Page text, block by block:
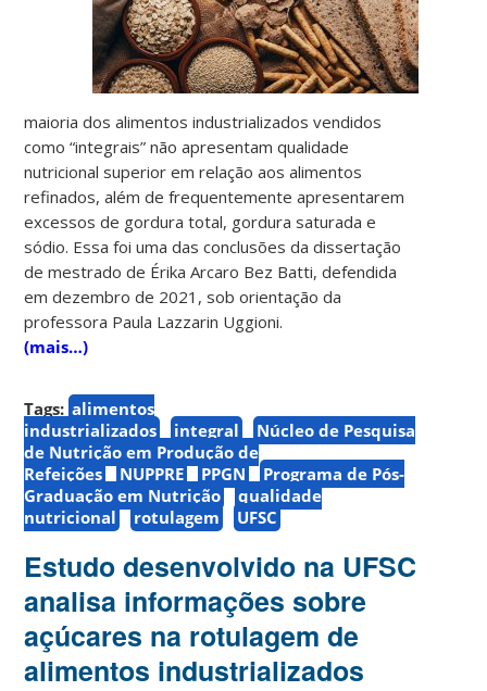
maioria dos alimentos industrializados vendidos
como “integrais” não apresentam qualidade
nutricional superior em relação aos alimentos
refinados, além de frequentemente apresentarem
excessos de gordura total, gordura saturada e
sódio. Essa foi uma das conclusões da dissertação
de mestrado de Érika Arcaro Bez Batti, defendida
em dezembro de 2021, sob orientação da
professora Paula Lazzarin Uggioni.
(mais…)
Tags: alimentos
industrializados
integral
Núcleo de Pesquisa
de Nutrição em Produção de
Refeições
NUPPRE PPGN
Programa de Pós-
Graduação em Nutrição
qualidade
nutricional
rotulagem UFSC
Estudo desenvolvido na UFSC
analisa informações sobre
açúcares na rotulagem de
alimentos industrializados